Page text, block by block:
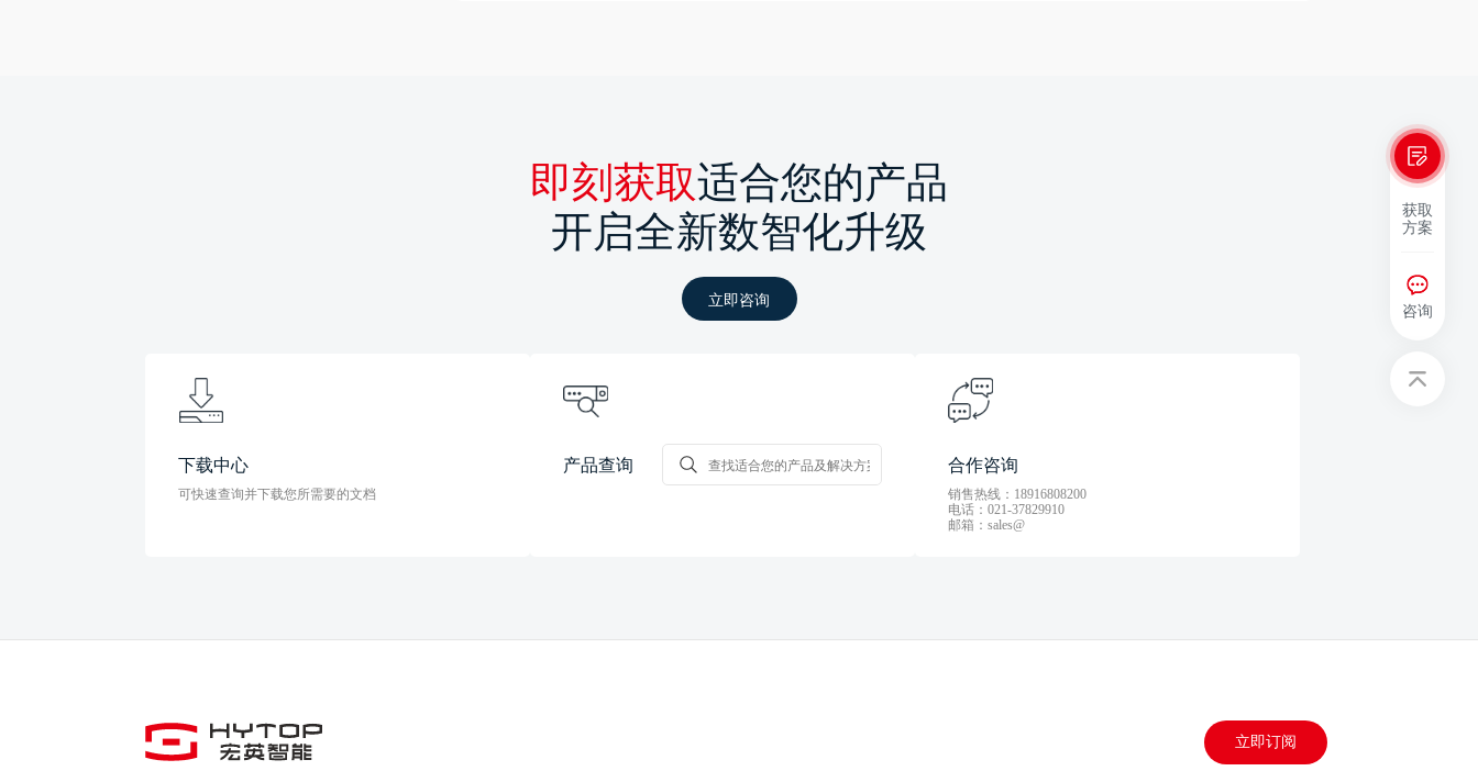
即刻获取适合您的产品
开启全新数智化升级
立即咨询
下载中心
可快速查询并下载您所需要的文档
产品查询 合作咨询
销售热线：18916808200
电话：021-37829910
邮箱：sales@
获取
方案
咨询
立即订阅